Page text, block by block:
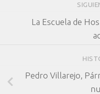
La Escuela de
Pedro Villarejo,